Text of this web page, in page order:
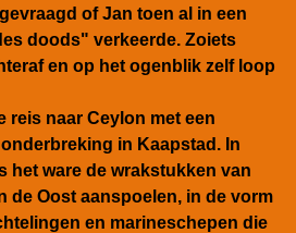
of Jan toen al in een
doods" verkeerde. Zoiets
en op het ogenblik zelf loop
reis naar Ceylon met een
in Kaapstad. In
het ware de wrakstukken van
de Oost aanspoelen, in de vorm
en marineschepen die